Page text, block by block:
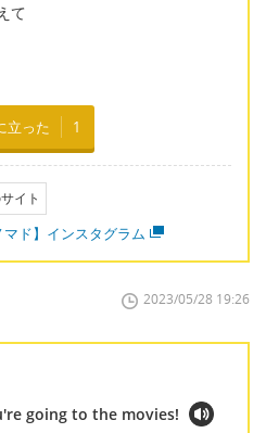
て
立った 1
イト
マド】インスタグラム
2023/05/28 19:26
going to the movies!